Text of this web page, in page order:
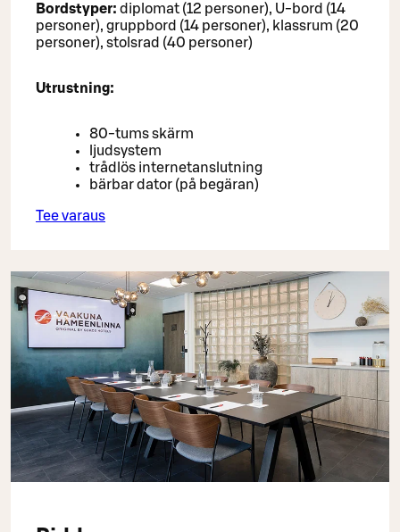
Bordstyper: diplomat (12 personer), U-bord (14
personer), gruppbord (14 personer), klassrum (20
personer), stolsrad (40 personer)
Utrustning:
80-tums skärm
ljudsystem
trådlös internetanslutning
bärbar dator (på begäran)
Tee varaus